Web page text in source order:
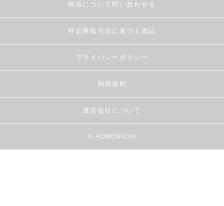
商品について問い合わせる
特定商取引法に基づく表記
プライバシーポリシー
利用規約
運営会社について
© HOBONICHI